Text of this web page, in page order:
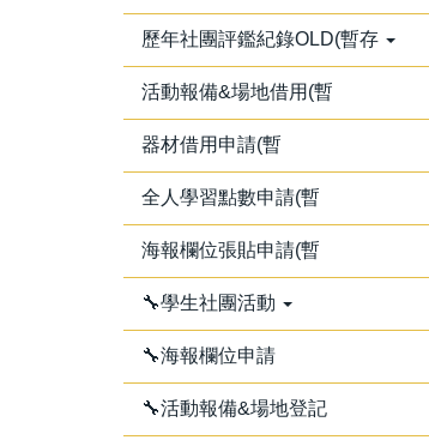
歷年社團評鑑紀錄OLD(暫存
活動報備&場地借用(暫
器材借用申請(暫
全人學習點數申請(暫
海報欄位張貼申請(暫
🔧學生社團活動
🔧海報欄位申請
🔧活動報備&場地登記